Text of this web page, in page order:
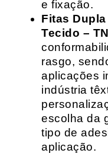
e fixação.
Fitas
Tecido –
rasgo,
aplicações
indústria
escolha da
tipo de
aplicação.